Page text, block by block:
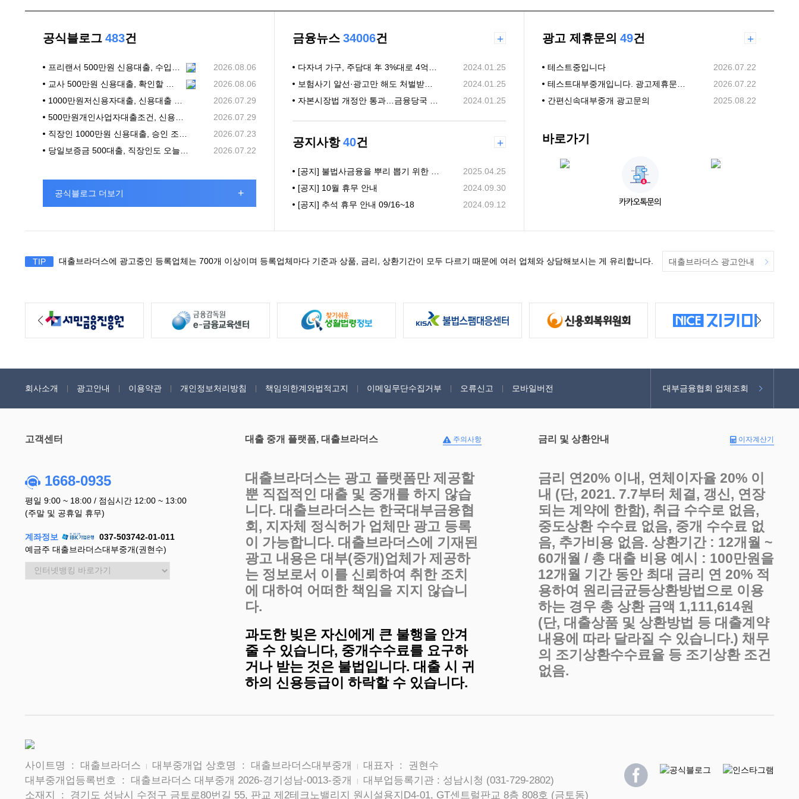
공식블로그 483건
프리랜서 500만원 신용대출, 수입 흐름과 상환 계획부터 살피기
2026.08.06
교사 500만원 신용대출, 확인할 기준부터 차분히 정리하기
2026.08.06
1000만원저신용자대출, 신용대출 상담 전 확인할 조건
2026.07.29
500만원개인사업자대출조건, 신용대출 상담 전에 확인할 기준
2026.07.29
직장인 1000만원 신용대출, 승인 조건과 신청 전 체크리스트
2026.07.23
당일보증금 500대출, 직장인도 오늘 바로 가능할까?
2026.07.22
공식블로그 더보기 +
금융뉴스 34006건 +
다자녀 가구, 주담대 年 3%대로 4억까지 빌린다
2024.01.25
보험사기 알선·광고만 해도 처벌받는다…보험사기 방지 특별법 국회 통과
2024.01.25
자본시장법 개정안 통과…금융당국 "불법리딩방 엄격 규제"(종합)
2024.01.25
공지사항 40건 +
[공지] 불법사금융을 뿌리 뽑기 위한 「대부업법」 개정안 (25년 7월)
2025.04.25
[공지] 10월 휴무 안내
2024.09.30
[공지] 추석 휴무 안내 09/16~18
2024.09.12
광고 제휴문의 49건 +
테스트중입니다
2026.07.22
테스트대부중개입니다. 광고제휴문의합니다.
2026.07.22
간편신속대부중개 광고문의
2025.08.22
바로가기
TIP 대출브라더스에 광고중인 등록업체는 700개 이상이며 등록업체마다 기준과 상품, 금리, 상환기간이 모두 다르기 때문에 여러 업체와 상담해보시는 게 유리합니다. 대출브라더스 광고안내
회사소개 광고안내 이용약관 개인정보처리방침 책임의한계와법적고지 이메일무단수집거부 오류신고 모바일버전 대부금융협회 업체조회
고객센터
1668-0935
평일 9:00 ~ 18:00 / 점심시간 12:00 ~ 13:00
(주말 및 공휴일 휴무)
계좌정보
037-503742-01-011
예금주 대출브라더스대부중개(권현수)
대출 중개 플랫폼, 대출브라더스 주의사항
대출브라더스는 광고 플랫폼만 제공할
뿐 직접적인 대출 및 중개를 하지 않습
니다. 대출브라더스는 한국대부금융협
회, 지자체 정식허가 업체만 광고 등록
이 가능합니다. 대출브라더스에 기재된
광고 내용은 대부(중개)업체가 제공하
는 정보로서 이를 신뢰하여 취한 조치
에 대하여 어떠한 책임을 지지 않습니
다.
과도한 빚은 자신에게 큰 불행을 안겨
줄 수 있습니다, 중개수수료를 요구하
거나 받는 것은 불법입니다. 대출 시 귀
하의 신용등급이 하락할 수 있습니다.
금리 및 상환안내 이자계산기
금리 연20% 이내, 연체이자율 20% 이
내 (단, 2021. 7.7부터 체결, 갱신, 연장
되는 계약에 한함), 취급 수수로 없음,
중도상환 수수료 없음, 중개 수수료 없
음, 추가비용 없음. 상환기간 : 12개월 ~
60개월 / 총 대출 비용 예시 : 100만원을
12개월 기간 동안 최대 금리 연 20% 적
용하여 원리금균등상환방법으로 이용
하는 경우 총 상환 금액 1,111,614원
(단, 대출상품 및 상환방법 등 대출계약
내용에 따라 달라질 수 있습니다.) 채무
의 조기상환수수료율 등 조기상환 조건
없음.
사이트명 : 대출브라더스 | 대부중개업 상호명 : 대출브라더스대부중개 |
대표자 : 권현수
대부중개업등록번호 : 대출브라더스 대부중개 2026-경기성남-0013-중개
|
대부업등록기관 : 성남시청 (031-729-2802)
소재지 : 경기도 성남시 수정구 금토로80번길 55, 판교 제2테크노밸리지 원시설용지D4-01, GT센트럴판교 8층 808호 (금토동)